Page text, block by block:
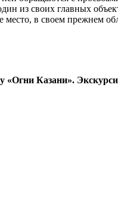
из своих главных
место, в своем прежнем
«Огни Казани».